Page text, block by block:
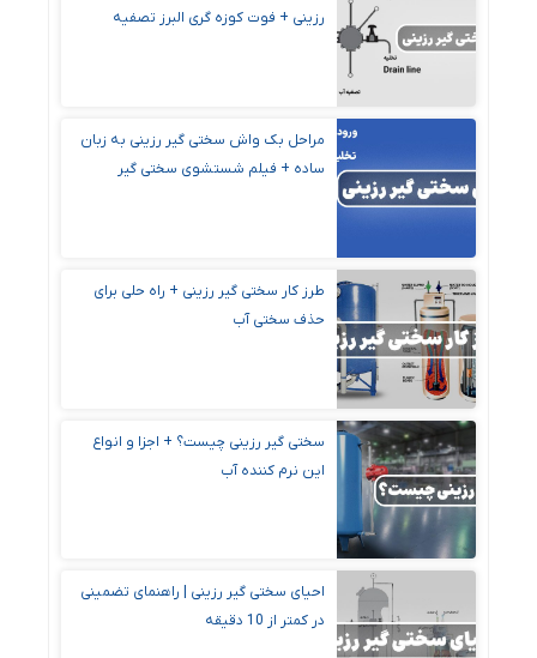
رزینی + فوت کوزه گری البرز تصفیه
مراحل بک واش سختی گیر رزینی به زبان
ساده + فیلم شستشوی سختی گیر
طرز کار سختی گیر رزینی + راه‌ حلی برای
حذف سختی آب
سختی گیر رزینی چیست؟ + اجزا و انواع
این نرم کننده آب
احیای سختی گیر رزینی | راهنمای تضمینی
در کمتر از 10 دقیقه